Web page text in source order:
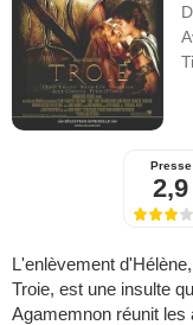
Presse
2,9
L'enlèvement
Troie, est une insulte
Agamemnon réunit les